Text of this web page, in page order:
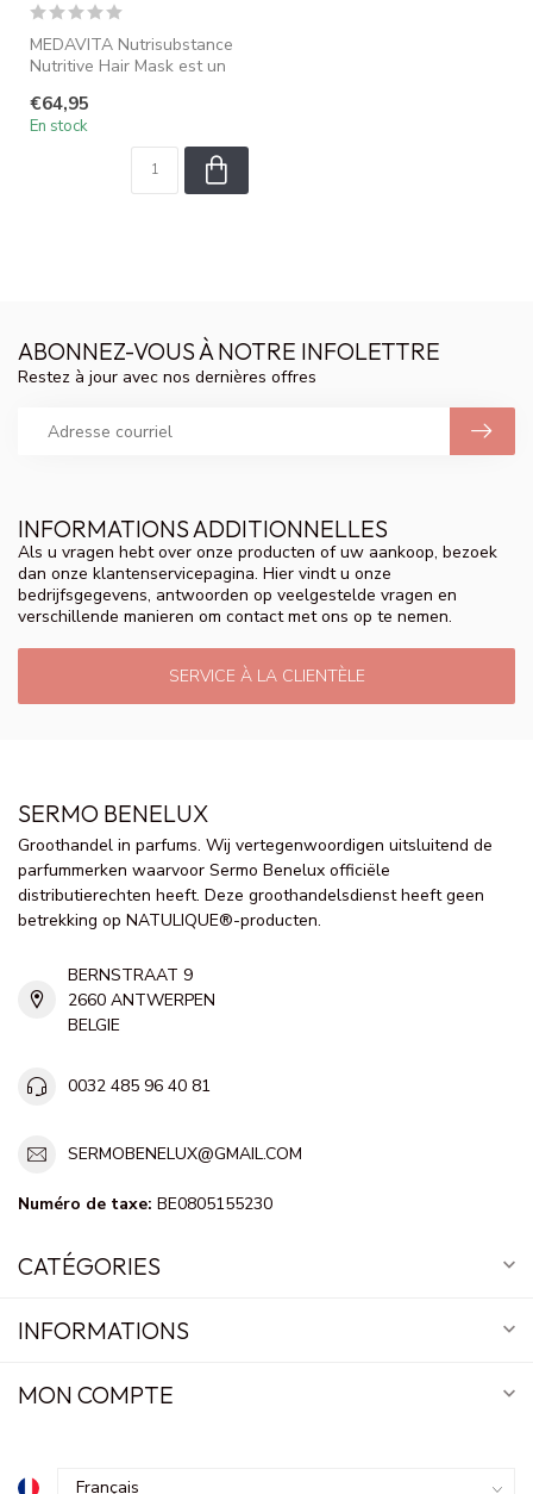
MEDAVITA Nutrisubstance
Nutritive Hair Mask est un
nourrissant...
€64,95
En stock
INFORMATIONS ADDITIONNELLES
Als u vragen hebt over onze producten of uw aankoop, bezoek
dan onze klantenservicepagina. Hier vindt u onze
bedrijfsgegevens, antwoorden op veelgestelde vragen en
verschillende manieren om contact met ons op te nemen.
SERVICE À LA CLIENTÈLE
ABONNEZ-VOUS À NOTRE INFOLETTRE
Restez à jour avec nos dernières offres
SERMO BENELUX
Groothandel in parfums. Wij vertegenwoordigen uitsluitend de
parfummerken waarvoor Sermo Benelux officiële
distributierechten heeft. Deze groothandelsdienst heeft geen
betrekking op NATULIQUE®-producten.
BERNSTRAAT 9
2660 ANTWERPEN
BELGIE
0032 485 96 40 81
SERMOBENELUX@GMAIL.COM
Numéro de taxe: BE0805155230
CATÉGORIES
INFORMATIONS
MON COMPTE